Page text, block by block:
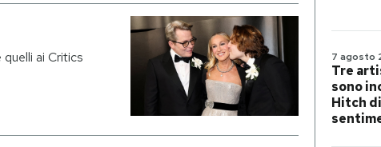
ai Critics
7 agosto
Tre
sono
Hitch